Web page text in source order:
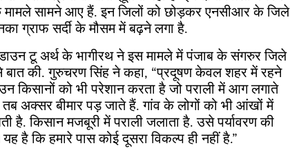
मामले सामने आए हैं. इन जिलों को छोड़कर एनसीआर के जिले
ग्राफ सर्दी के मौसम में बढ़ने लगा है.
टू अर्थ के भागीरथ ने इस मामले में पंजाब के संगरुर जिले
बात की. गुरुचरण सिंह ने कहा, “प्रदूषण केवल शहर में रहने
किसानों को भी परेशान करता है जो पराली में आग लगाते
तब अक्सर बीमार पड़ जाते हैं. गांव के लोगों को भी आंखों में
किसान मजबूरी में पराली जलाता है. उसे पर्यावरण की
है कि हमारे पास कोई दूसरा विकल्प ही नहीं है.”